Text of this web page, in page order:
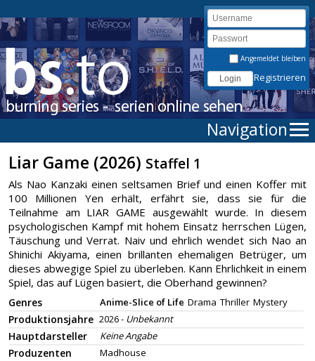
Angemeldet bleiben
Registrieren
Navigation
Liar Game (2026) Staffel 1
Als Nao Kanzaki einen seltsamen Brief und einen Koffer mit
100 Millionen Yen erhält, erfährt sie, dass sie für die
Teilnahme am LIAR GAME ausgewählt wurde. In diesem
psychologischen Kampf mit hohem Einsatz herrschen Lügen,
Täuschung und Verrat. Naiv und ehrlich wendet sich Nao an
Shinichi Akiyama, einen brillanten ehemaligen Betrüger, um
dieses abwegige Spiel zu überleben. Kann Ehrlichkeit in einem
Spiel, das auf Lügen basiert, die Oberhand gewinnen?
Genres Anime-Slice of Life Drama Thriller Mystery
Produktionsjahre 2026 - Unbekannt
Hauptdarsteller Keine Angabe
Produzenten Madhouse